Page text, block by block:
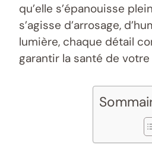
qu’elle s’épanouisse
s’agisse d’arrosage,
lumière, chaque détail
garantir la santé de